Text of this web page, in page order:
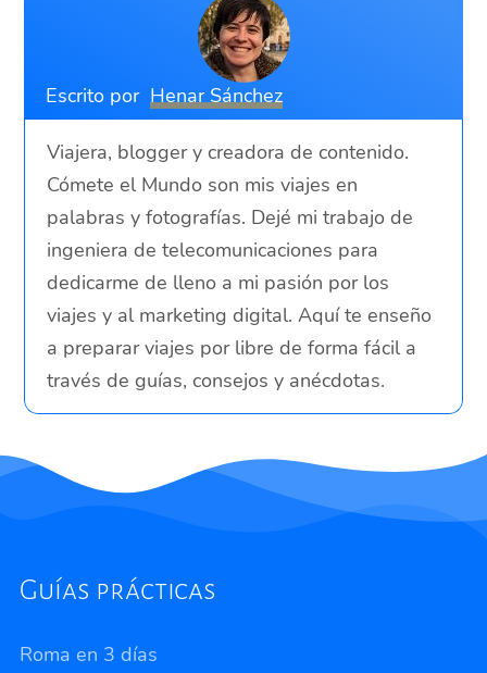
Escrito por Henar Sánchez
Viajera, blogger y creadora de contenido.
Cómete el Mundo son mis viajes en
palabras y fotografías. Dejé mi trabajo de
ingeniera de telecomunicaciones para
dedicarme de lleno a mi pasión por los
viajes y al marketing digital. Aquí te enseño
a preparar viajes por libre de forma fácil a
través de guías, consejos y anécdotas.
Guías prácticas
Roma en 3 días